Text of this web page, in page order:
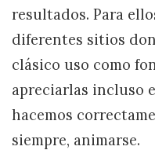
resultados. Para
diferentes sitios
clásico uso como
apreciarlas incluso
hacemos
siempre, animarse.